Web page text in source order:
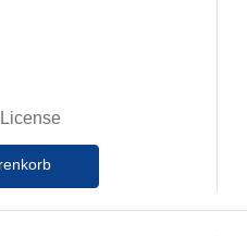
License